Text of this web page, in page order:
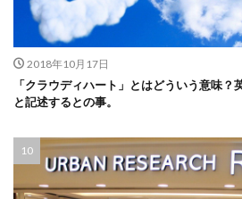
2018年10月17日
「クラウディハート」とはどういう意味？
と記述するとの事。